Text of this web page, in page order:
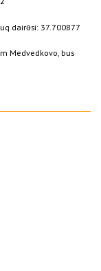
dairəsi: 37.700877
Medvedkovo, bus